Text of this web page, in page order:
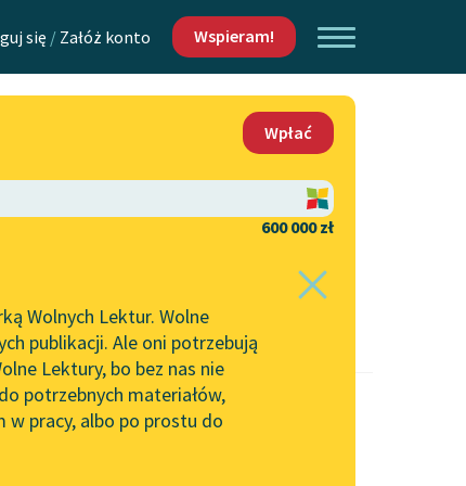
się / Załóż konto Wspieram!
Kontakt
O projekcie
Zasady wykorzystania
Wolnych Lektur
Logotypy
Materiały promocyjne
Wpłać
600 000 zł
Wolnych Lektur. Wolne
publikacji. Ale oni potrzebują
Lektury, bo bez nas nie
potrzebnych materiałów,
w pracy, albo po prostu do